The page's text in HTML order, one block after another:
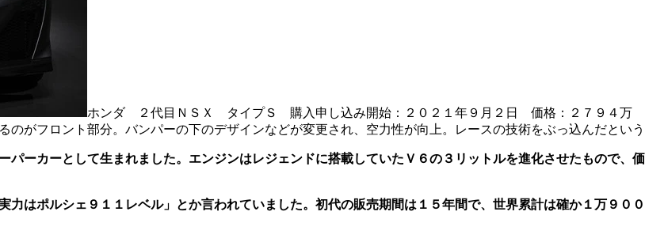
ホンダ ２代目ＮＳＸ タイプＳ 購入申し込み開始：２０２１年９月２日 価格：２７９４万
フロント部分。バンパーの下のデザインなどが変更され、空力性が向上。レースの技術をぶっ込んだという
ーカーとして生まれました。エンジンはレジェンドに搭載していたＶ６の３リットルを進化させたもので、価
はポルシェ９１１レベル」とか言われていました。初代の販売期間は１５年間で、世界累計は確か１万９００